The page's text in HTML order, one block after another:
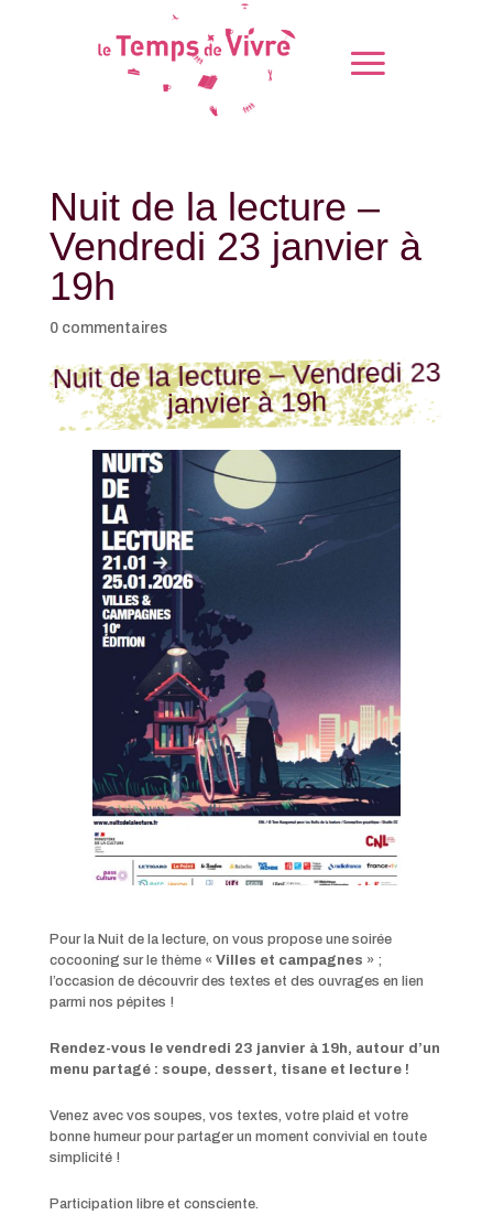
Nuit de la lecture –
Vendredi 23 janvier à
19h
0 commentaires
Nuit de la lecture – Vendredi 23
janvier à 19h
Pour la Nuit de la lecture, on vous propose une soirée
cocooning sur le thème « Villes et campagnes » ;
l’occasion de découvrir des textes et des ouvrages en lien
parmi nos pépites !
Rendez-vous le vendredi 23 janvier à 19h, autour d’un
menu partagé : soupe, dessert, tisane et lecture !
Venez avec vos soupes, vos textes, votre plaid et votre
bonne humeur pour partager un moment convivial en toute
simplicité !
Participation libre et consciente.